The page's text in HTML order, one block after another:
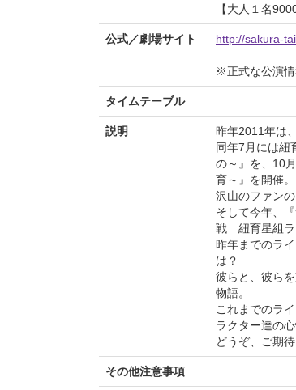
【大人１名
公式／劇場サイト http://sakura-
※正式な公演情
タイムテーブル
説明
昨年2011年は
同年7月には紐
の～』を、10
育～』を開催。
沢山のファン
そして今年、
戦 紐育星組ラ
昨年までのラ
は？
彼らと、彼ら
物語。
これまでのラ
ラクター達の
どうぞ、ご期
その他注意事項